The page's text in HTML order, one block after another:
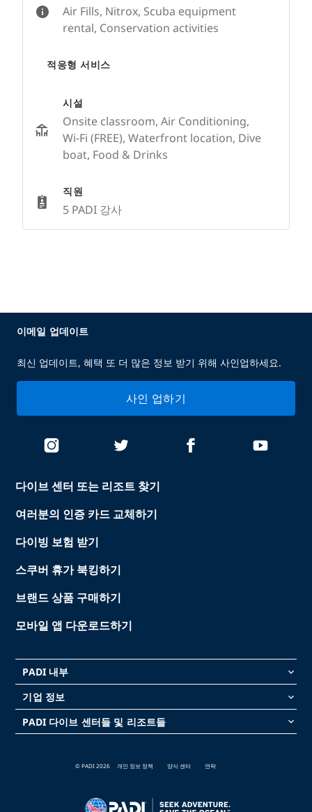
Air Fills, Nitrox, Scuba equipment
rental, Conservation activities
적응형 서비스
시설
Onsite classroom, Air Conditioning,
Wi-Fi (FREE), Waterfront location, Dive
boat, Food & Drinks
직원
5 PADI 강사
다이브 센터 또는 리조트 찾기
여러분의 인증 카드 교체하기
다이빙 보험 받기
스쿠버 휴가 북킹하기
브랜드 상품 구매하기
모바일 앱 다운로드하기
PADI 내부 keyboard_arrow_down
기업 정보 keyboard_arrow_down
PADI 다이브 센터들 및 리조트들 keyboard_arrow_down
이메일 업데이트
최신 업데이트, 혜택 또 더 많은 정보 받기 위해 사인업하세요.
사인 업하기
© PADI 2026 개인 정보 정책 양식 센터 연락